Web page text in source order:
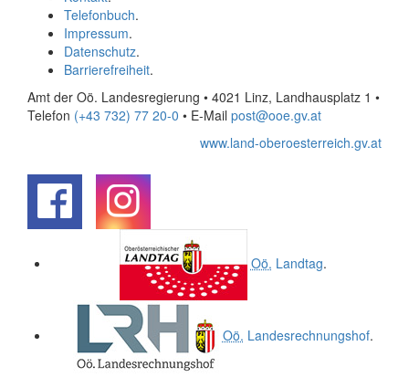
Telefonbuch.
Impressum.
Datenschutz.
Barrierefreiheit.
Amt der Oö. Landesregierung • 4021 Linz, Landhausplatz 1 •
Telefon (+43 732) 77 20-0 • E-Mail post@ooe.gv.at
www.land-oberoesterreich.gv.at
Oö. Landtag.
Oö. Landesrechnungshof.